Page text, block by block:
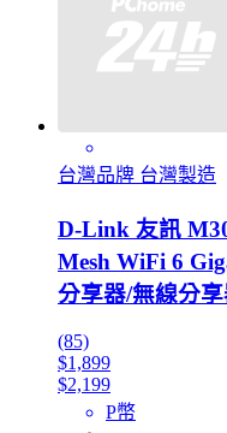
台灣品牌 台灣製造
D-Link 友訊
Mesh WiFi 6
分享器/無線分
(85)
$1,899
$2,199
P幣